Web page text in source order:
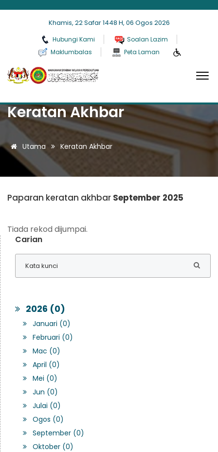
Khamis, 22 Safar 1448 H, 06 Ogos 2026
Hubungi Kami
Soalan Lazim
Maklumbalas
Peta Laman
Keratan Akhbar
Utama Keratan Akhbar
Paparan keratan akhbar September 2025
Tiada rekod dijumpai.
Carian
2026 (0)
Januari (0)
Februari (0)
Mac (0)
April (0)
Mei (0)
Jun (0)
Julai (0)
Ogos (0)
September (0)
Oktober (0)